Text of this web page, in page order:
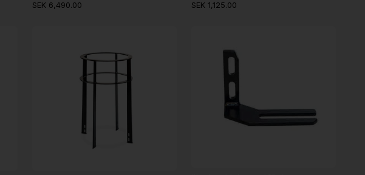
SEK 6,490.00 SEK 1,125.00